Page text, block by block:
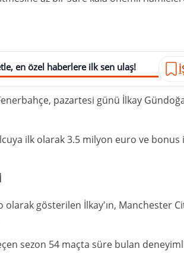
en özel haberlere ilk sen ulaş!
pazartesi günü İlkay
ilk olarak 3.5 milyon euro ve
gösterilen İlkay'ın, Manchester
sezon 54 maçta süre bulan deneyimli